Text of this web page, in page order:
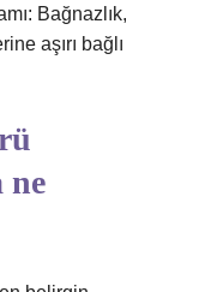
Bağnazlık,
aşırı bağlı
ne